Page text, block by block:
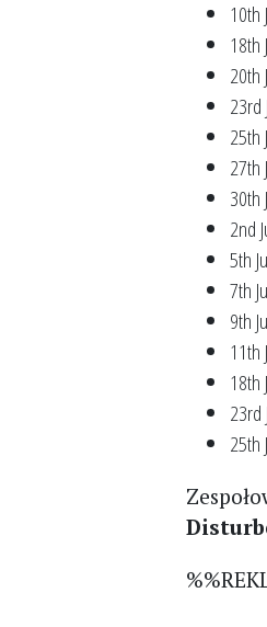
10th
18th
20th
23rd
25th
27th
30th
2nd
5th
7th
9th
11th
18th
23rd
25th